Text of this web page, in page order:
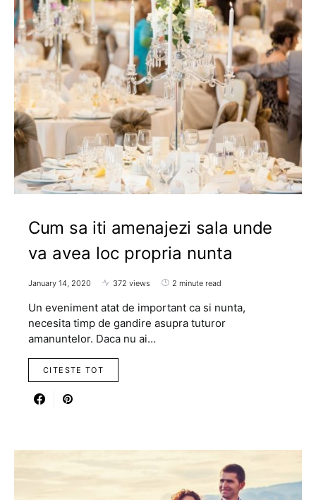
Cum sa iti amenajezi sala unde
va avea loc propria nunta
January 14, 2020 372 views 2 minute read
Un eveniment atat de important ca si nunta,
necesita timp de gandire asupra tuturor
amanuntelor. Daca nu ai…
CITESTE TOT